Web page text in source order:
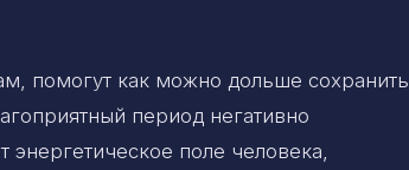
помогут как можно дольше сохранить
период негативно
поле человека,